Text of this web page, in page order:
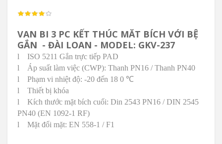
VAN BI 3 PC KẾT THÚC MĂT BÍCH VỚI BỆ
GẮN - ĐÀI LOAN - MODEL: GKV-237
l
ISO 5211 Gắn trực tiếp PAD
l
Áp suất làm việc (CWP): Thanh PN16 / Thanh PN40
l
Phạm vi nhiệt độ: -20 đến 18 0 ℃
l
Thiết bị khóa
l
Kích thước mặt bích cuối: Din 2543 PN16 / DIN 2545
PN40 (EN 1092-1 RF)
l
Mặt đối mặt: EN 558-1 / F1